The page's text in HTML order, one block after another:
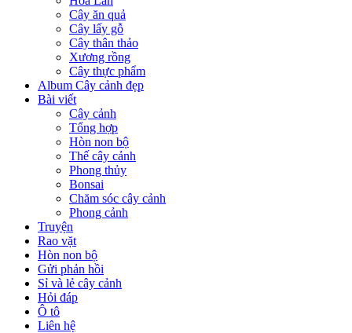
Cây ăn quả
Cây lấy gỗ
Cây thân thảo
Xương rồng
Cây thực phẩm
Album Cây cảnh đẹp
Bài viết
Cây cảnh
Tổng hợp
Hòn non bộ
Thế cây cảnh
Phong thủy
Bonsai
Chăm sóc cây cảnh
Phong cảnh
Truyện
Rao vặt
Hòn non bộ
Gửi phản hồi
Sỉ và lẻ cây cảnh
Hỏi đáp
Ô tô
Liên hệ